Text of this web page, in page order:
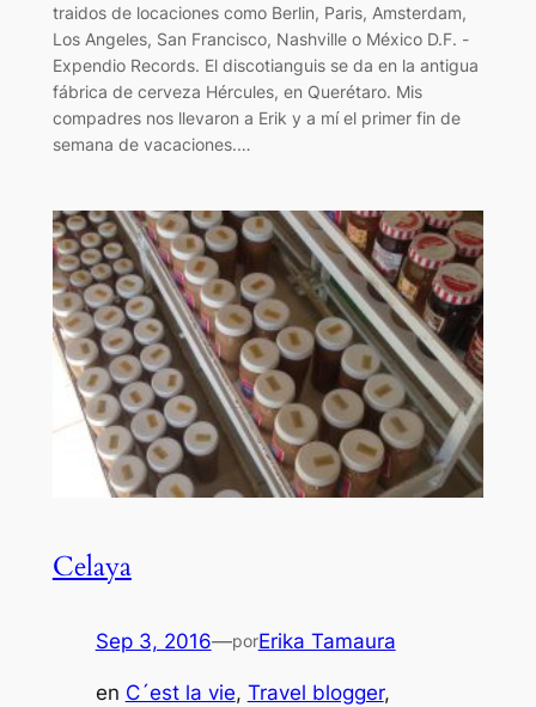
traidos de locaciones como Berlin, Paris, Amsterdam,
Los Angeles, San Francisco, Nashville o México D.F. -
Expendio Records. El discotianguis se da en la antigua
fábrica de cerveza Hércules, en Querétaro. Mis
compadres nos llevaron a Erik y a mí el primer fin de
semana de vacaciones.…
Celaya
Sep 3, 2016—porErika Tamaura
en C´est la vie, Travel blogger